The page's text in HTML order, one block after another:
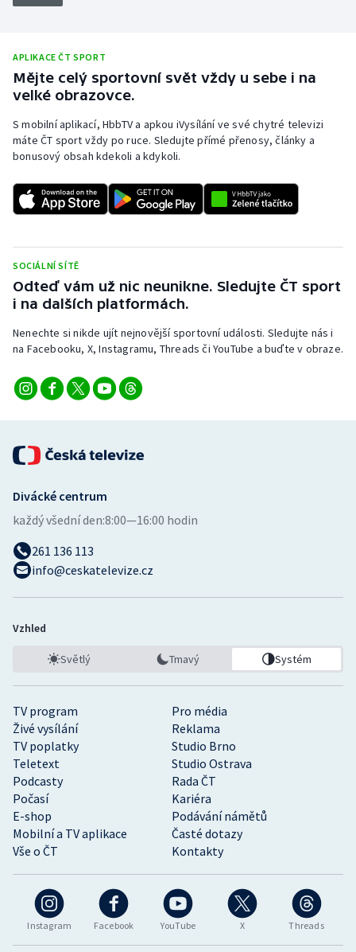
Ragby
Rychlobruslení
Rychlostní kanoistika
Sportovní střelba
Stolní tenis
Triatlon
Veslování
Volejbal
APLIKACE ČT SPORT
Mějte celý sportovní svět vždy u sebe i na
velké obrazovce.
S mobilní aplikací, HbbTV a apkou iVysílání ve své chytré televizi
máte ČT sport vždy po ruce. Sledujte přímé přenosy, články a
bonusový obsah kdekoli a kdykoli.
SOCIÁLNÍ SÍTĚ
Odteď vám už nic neunikne. Sledujte ČT sport
i na dalších platformách.
Nenechte si nikde ujít nejnovější sportovní události. Sledujte nás i
na Facebooku, X, Instagramu, Threads či YouTube a buďte v obraze.
Instagram Facebook YouTube X Threads
TV program
Pro média
Živé vysílání
Reklama
TV poplatky
Studio Brno
Teletext
Studio Ostrava
Podcasty
Rada ČT
Počasí
Kariéra
E-shop
Podávání námětů
Mobilní a TV aplikace
Časté dotazy
Vše o ČT
Kontakty
Divácké centrum
každý všední den:8:00—16:00 hodin
261 136 113
info@ceskatelevize.cz
Vzhled
Světlý Tmavý Systém